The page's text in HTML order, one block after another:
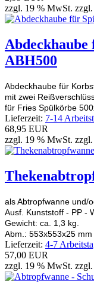
zzgl. 19 % MwSt. zzgl.
Abdeckhaube
ABH500
Abdeckhaube für
mit zwei
für Fries Spülkörbe
Lieferzeit: 7-14
68,95 EUR
zzgl. 19 % MwSt. zzgl.
als Abtropfwanne und/
Ausf. Kunststoff - PP -
Gewicht: ca. 1,3 kg.
Abm.: 553x553x25 mm
Lieferzeit: 4-7
57,00 EUR
zzgl. 19 % MwSt. zzgl.